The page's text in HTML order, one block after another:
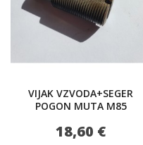
VIJAK VZVODA+SEGER
POGON MUTA M85
18,60 €